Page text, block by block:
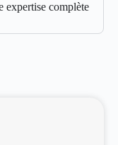
expertise complète